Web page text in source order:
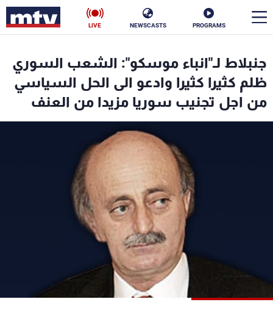
PROGRAMS
NEWSCASTS
LIVE
جنبلاط لـ"انباء موسكو": الشعب السوري
ظلم كثيرا كثيرا وادعو الى الحل السياسي
من اجل تجنيب سوريا مزيدا من العنف
الأخبار
سياسة ناس
فن
جدول البرامج
الترددات